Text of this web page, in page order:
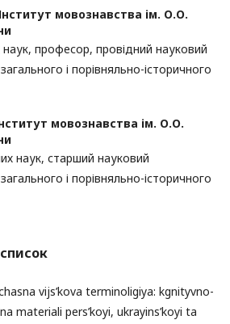
Інститут мовознавства ім. О.О.
наук, професор, провідний науковий
і порівняльно-історичного
мовознавства ім. О.О.
наук, старший науковий
і порівняльно-історичного
vijs’kova terminoligiya: kgnityvno-
materiali pers’koyi, ukrayins’koyi ta